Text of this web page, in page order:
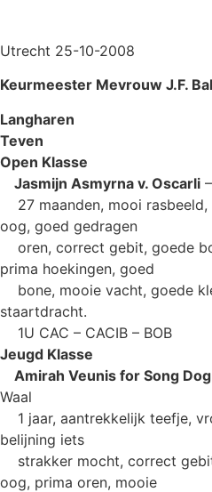
Utrecht 25-10-2008
Keurmeester Mevrouw J.F.
Langharen
Teven
Open Klasse
Jasmijn Asmyrna v. Oscarli
27 maanden, mooi
oog, goed gedragen
oren, correct gebit, goede
prima hoekingen, goed
bone, mooie vacht, goede
staartdracht.
1U CAC – CACIB – BOB
Jeugd Klasse
Amirah Veunis for Song Dog
Waal
1 jaar, aantrekkelijk teefje,
belijning iets
strakker mocht, correct
oog, prima oren, mooie